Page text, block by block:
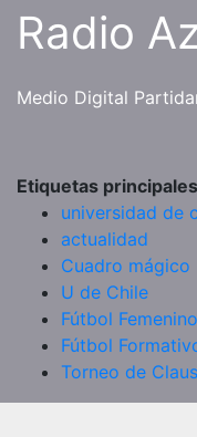
SaltarRadio
Medio Digital
Etiquetas principales
universidad de
actualidad
Cuadro mágico
U de Chile
Fútbol Femenino
Fútbol
Torneo de